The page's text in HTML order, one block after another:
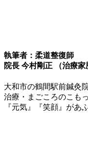
執筆者：柔道整復師
院長 今村剛正 （治療家
大和市の鶴間駅前鍼灸
治療・まごころのこも
『元気』『笑顔』があ